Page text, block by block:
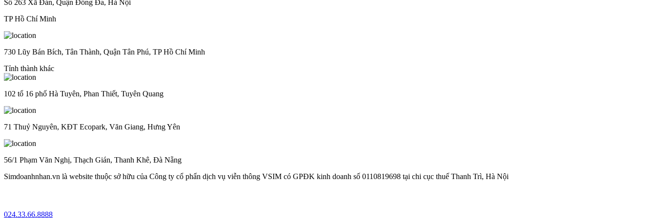
Số 263 Xã Đàn, Quận Đống Đa, Hà Nội
TP Hồ Chí Minh
730 Lũy Bán Bích, Tân Thành, Quận Tân Phú, TP Hồ Chí Minh
Tỉnh thành khác
102 tổ 16 phố Hà Tuyên, Phan Thiết, Tuyên Quang
71 Thuỷ Nguyên, KĐT Ecopark, Văn Giang, Hưng Yên
56/1 Phạm Văn Nghị, Thạch Gián, Thanh Khê, Đà Nẵng
Simdoanhnhan.vn là website thuộc sở hữu của Công ty cổ phẩn dịch vụ viễn thông VSIM có GPĐK kinh doanh số 0110819698 tại chi cục thuế Thanh Trì, Hà Nội
024.33.66.8888